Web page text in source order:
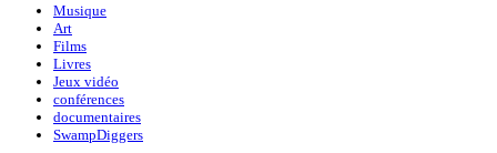
Musique
Art
Films
Livres
Jeux vidéo
conférences
documentaires
SwampDiggers